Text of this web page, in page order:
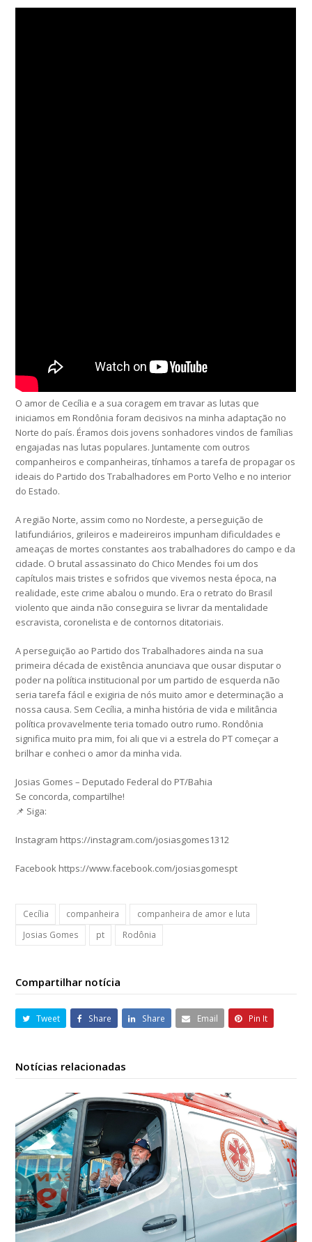
O amor de Cecília e a sua coragem em travar as lutas que
iniciamos em Rondônia foram decisivos na minha adaptação no
Norte do país. Éramos dois jovens sonhadores vindos de famílias
engajadas nas lutas populares. Juntamente com outros
companheiros e companheiras, tínhamos a tarefa de propagar os
ideais do Partido dos Trabalhadores em Porto Velho e no interior
do Estado.
A região Norte, assim como no Nordeste, a perseguição de
latifundiários, grileiros e madeireiros impunham dificuldades e
ameaças de mortes constantes aos trabalhadores do campo e da
cidade. O brutal assassinato do Chico Mendes foi um dos
capítulos mais tristes e sofridos que vivemos nesta época, na
realidade, este crime abalou o mundo. Era o retrato do Brasil
violento que ainda não conseguira se livrar da mentalidade
escravista, coronelista e de contornos ditatoriais.
A perseguição ao Partido dos Trabalhadores ainda na sua
primeira década de existência anunciava que ousar disputar o
poder na política institucional por um partido de esquerda não
seria tarefa fácil e exigiria de nós muito amor e determinação a
nossa causa. Sem Cecília, a minha história de vida e militância
política provavelmente teria tomado outro rumo. Rondônia
significa muito pra mim, foi ali que vi a estrela do PT começar a
brilhar e conheci o amor da minha vida.
Josias Gomes – Deputado Federal do PT/Bahia
Se concorda, compartilhe!
📌 Siga:
Instagram https://instagram.com/josiasgomes1312
Facebook https://www.facebook.com/josiasgomespt
Cecília companheira
companheira de amor e luta
Josias Gomes
pt Rodônia
Compartilhar notícia
Tweet Share Share Email Pin It
Notícias relacionadas